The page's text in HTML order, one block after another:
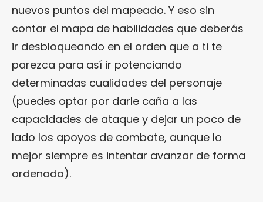
nuevos puntos del mapeado. Y eso sin
contar el mapa de habilidades que deberás
ir desbloqueando en el orden que a ti te
parezca para así ir potenciando
determinadas cualidades del personaje
(puedes optar por darle caña a las
capacidades de ataque y dejar un poco de
lado los apoyos de combate, aunque lo
mejor siempre es intentar avanzar de forma
ordenada).